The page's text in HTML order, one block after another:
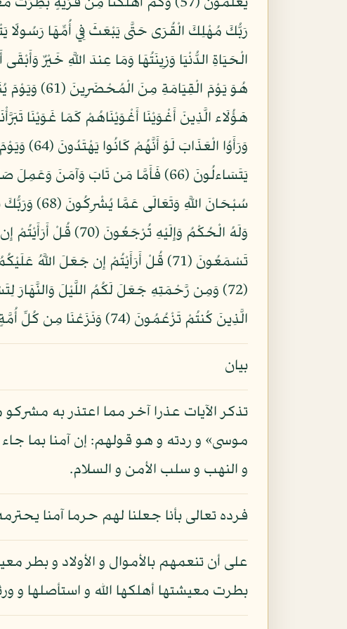
وَلَهُ الْحُكْمُ وَإِلَيْهِ
تَسْمَعُونَ (71) قُلْ أَرَأَيْتُمْ إِن جَعَلَ
الَّذِينَ كُنتُمْ تَزْعُمُونَ (74) وَنَزَعْنَا مِن كُلِّ أُمَّةٍ شَهِيدًا فَقُلْنَا هَاتُوا بُرْهَانَكُمْ فَعَلِمُوا أَنَّ الْحَقَّ لِلَّهِ وَضَلَّ عَنْهُم مَّا كَانُوا يَفْتَرُونَ (75)
بيان
تذكر الآيات عذرا آخر مما اعتذر به
موسى» و ردته و هو قولهم: إن آمنا بما
و النهب و سلب الأمن و السلام.
فرده تعالى بأنا جعلنا لهم حرما آمنا
على أن تنعمهم بالأموال و الأولاد و
بطرت معيشتها أهلكها الله و استأصلها و